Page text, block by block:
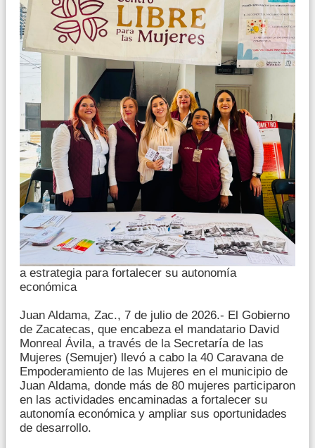
a estrategia para fortalecer su autonomía
económica
Juan Aldama, Zac., 7 de julio de 2026.- El Gobierno
de Zacatecas, que encabeza el mandatario David
Monreal Ávila, a través de la Secretaría de las
Mujeres (Semujer) llevó a cabo la 40 Caravana de
Empoderamiento de las Mujeres en el municipio de
Juan Aldama, donde más de 80 mujeres participaron
en las actividades encaminadas a fortalecer su
autonomía económica y ampliar sus oportunidades
de desarrollo.